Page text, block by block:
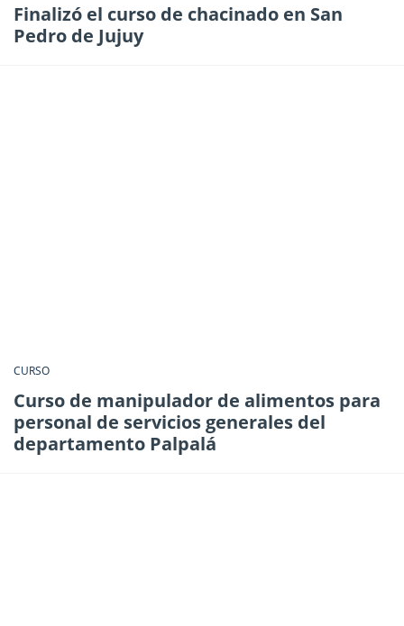
Finalizó el curso de chacinado en San
Pedro de Jujuy
CURSO
Curso de manipulador de alimentos para
personal de servicios generales del
departamento Palpalá